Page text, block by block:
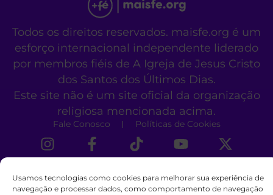
Usamos tecnologias como cookies para melhorar sua experiência de
navegação e processar dados, como comportamento de navegação
Todos os direitos reservados. maisfe.org é um
esforço internacional independente liderado
por membros fiéis de A Igreja de Jesus Cristo
dos Santos dos Últimos Dias.
Este site não é um site oficial da organização
religiosa mencionada acima.
Fale Conosco Políticas de Cookies